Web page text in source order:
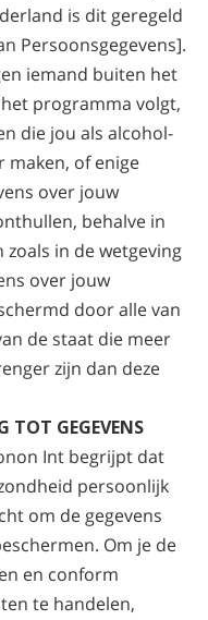
is dit geregeld
Persoonsgegevens].
iemand buiten het
programma volgt,
die jou als alcohol-
maken, of enige
over jouw
behalve in
in de wetgeving
over jouw
door alle van
de staat die meer
zijn dan deze
TOT GEGEVENS
Int begrijpt dat
persoonlijk
om de gegevens
Om je de
en conform
te handelen,